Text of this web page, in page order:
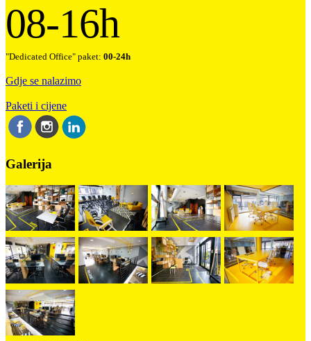
08-16h
"Dedicated Office" paket: 00-24h
Gdje se nalazimo
Paketi i cijene
Galerija